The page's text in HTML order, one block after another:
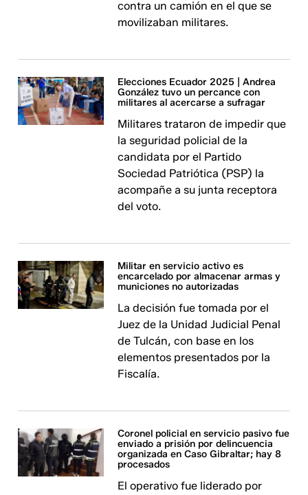
contra un camión en el que se
movilizaban militares.
Elecciones Ecuador 2025 | Andrea
González tuvo un percance con
militares al acercarse a sufragar
Militares trataron de impedir que
la seguridad policial de la
candidata por el Partido
Sociedad Patriótica (PSP) la
acompañe a su junta receptora
del voto.
Militar en servicio activo es
encarcelado por almacenar armas y
municiones no autorizadas
La decisión fue tomada por el
Juez de la Unidad Judicial Penal
de Tulcán, con base en los
elementos presentados por la
Fiscalía.
Coronel policial en servicio pasivo fue
enviado a prisión por delincuencia
organizada en Caso Gibraltar; hay 8
procesados
El operativo fue liderado por